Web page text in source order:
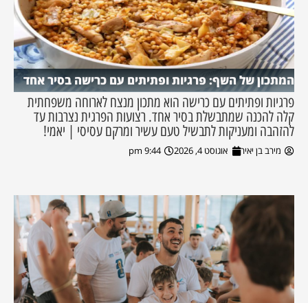
המתכון של השף: פרגיות ופתיתים עם כרישה בסיר אחד
פרגיות ופתיתים עם כרישה הוא מתכון מנצח לארוחה משפחתית
קלה להכנה שמתבשלת בסיר אחד. רצועות הפרגית נצרבות עד
להזהבה ומעניקות לתבשיל טעם עשיר ומרקם עסיסי | יאמי!
מירב בן יאיר אוגוסט 4, 2026 9:44 pm